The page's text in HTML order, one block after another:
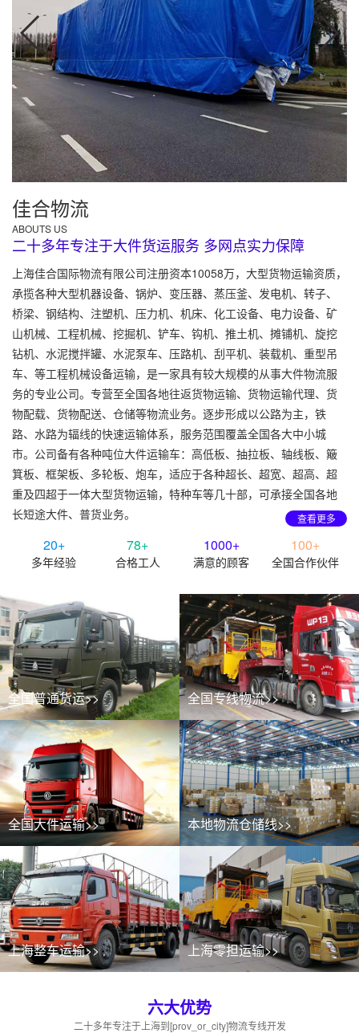
佳合物流
ABOUTS US
二十多年专注于大件货运服务 多网点实力保障
上海佳合国际物流有限公司注册资本10058万，大型货物运输资质，
承揽各种大型机器设备、锅炉、变压器、蒸压釜、发电机、转子、
桥梁、钢结构、注塑机、压力机、机床、化工设备、电力设备、矿
山机械、工程机械、挖掘机、铲车、钩机、推土机、摊铺机、旋挖
钻机、水泥搅拌罐、水泥泵车、压路机、刮平机、装载机、重型吊
车、等工程机械设备运输，是一家具有较大规模的从事大件物流服
务的专业公司。专营至全国各地往返货物运输、货物运输代理、货
物配载、货物配送、仓储等物流业务。逐步形成以公路为主，铁
路、水路为辐线的快速运输体系，服务范围覆盖全国各大中小城
市。公司备有各种吨位大件运输车：高低板、抽拉板、轴线板、簸
箕板、框架板、多轮板、炮车，适应于各种超长、超宽、超高、超
重及四超于一体大型货物运输，特种车等几十部，可承接全国各地
长短途大件、普货业务。
查看更多
20+
多年经验
78+
合格工人
1000+
满意的顾客
100+
全国合作伙伴
全国普通货运>> 全国专线物流>>
全国大件运输>> 本地物流仓储线>>
上海整车运输>> 上海零担运输>>
六大优势
二十多年专注于上海到[prov_or_city]物流专线开发